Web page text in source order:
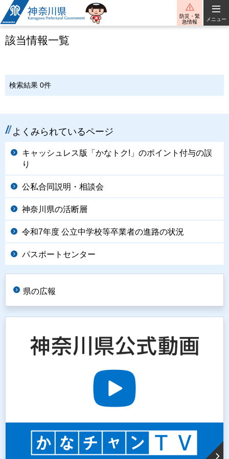
神奈川県
防災・緊
急情報
メニュー
該当情報一覧
検索結果 0件
よくみられているページ
キャッシュレス版「かなトク!」のポイント付与の誤
り
公私合同説明・相談会
神奈川県の活断層
令和7年度 公立中学校等卒業者の進路の状況
パスポートセンター
県の広報